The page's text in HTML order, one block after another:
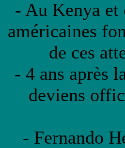
- Au Kenya et
américaines
de ces
- 4 ans après
deviens
- Fernando